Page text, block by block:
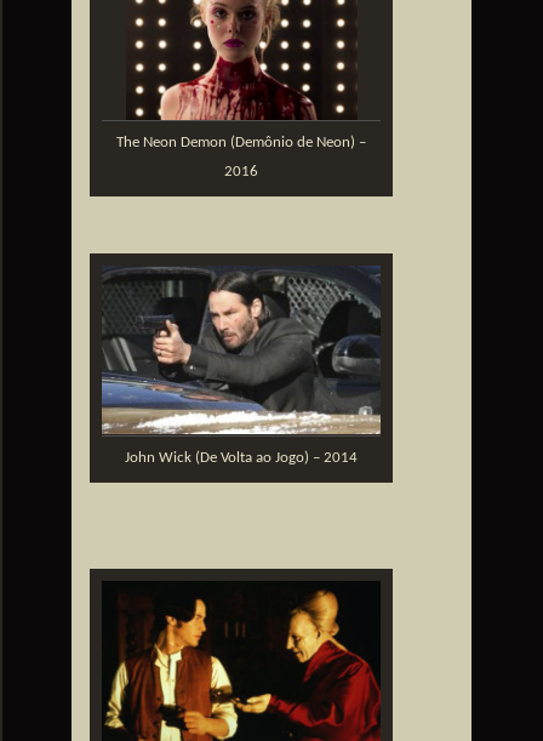
The Neon Demon (Demônio de Neon) –
2016
John Wick (De Volta ao Jogo) – 2014